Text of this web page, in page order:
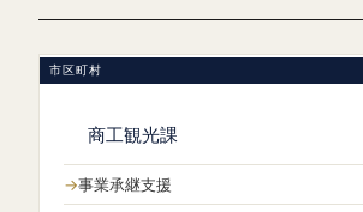
市区町村
商工観光課
事業承継支援